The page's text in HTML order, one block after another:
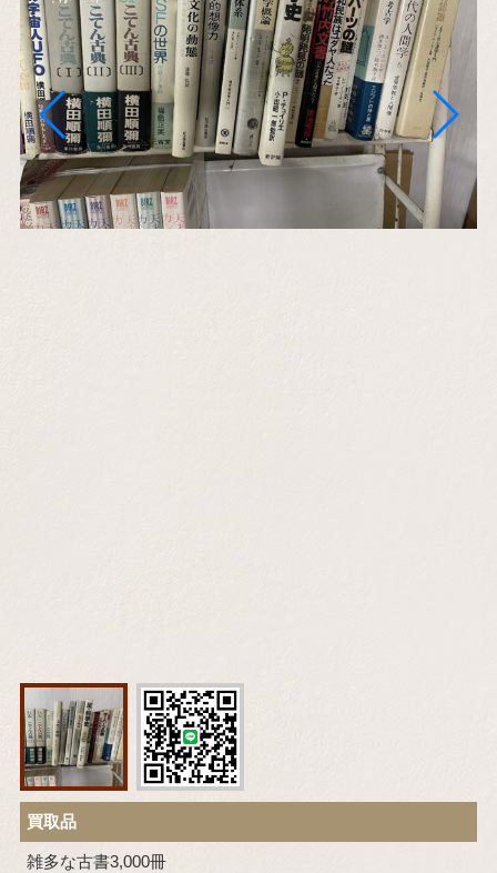
買取品
雑多な古書3,000冊